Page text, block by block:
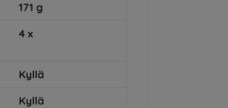
171 g
4 x
Kyllä
Kyllä